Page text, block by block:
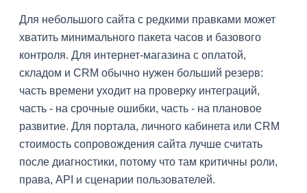
Для небольшого сайта с редкими правками может
хватить минимального пакета часов и базового
контроля. Для интернет-магазина с оплатой,
складом и CRM обычно нужен больший резерв:
часть времени уходит на проверку интеграций,
часть - на срочные ошибки, часть - на плановое
развитие. Для портала, личного кабинета или CRM
стоимость сопровождения сайта лучше считать
после диагностики, потому что там критичны роли,
права, API и сценарии пользователей.